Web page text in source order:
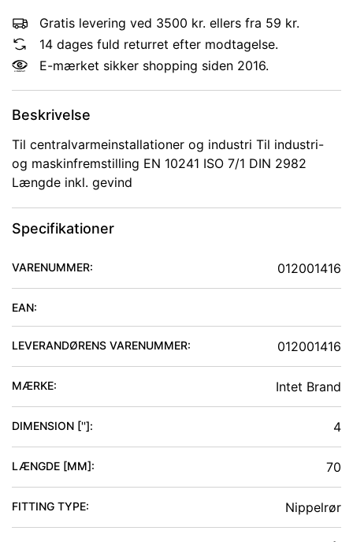
Gratis levering ved 3500 kr. ellers fra 59 kr.
14 dages fuld returret efter modtagelse.
E-mærket sikker shopping siden 2016.
Beskrivelse
Til centralvarmeinstallationer og industri Til industri-
og maskinfremstilling EN 10241 ISO 7/1 DIN 2982
Længde inkl. gevind
Specifikationer
VARENUMMER: 012001416
EAN:
LEVERANDØRENS VARENUMMER: 012001416
MÆRKE: Intet Brand
DIMENSION ['']: 4
LÆNGDE [MM]: 70
FITTING TYPE: Nippelrør